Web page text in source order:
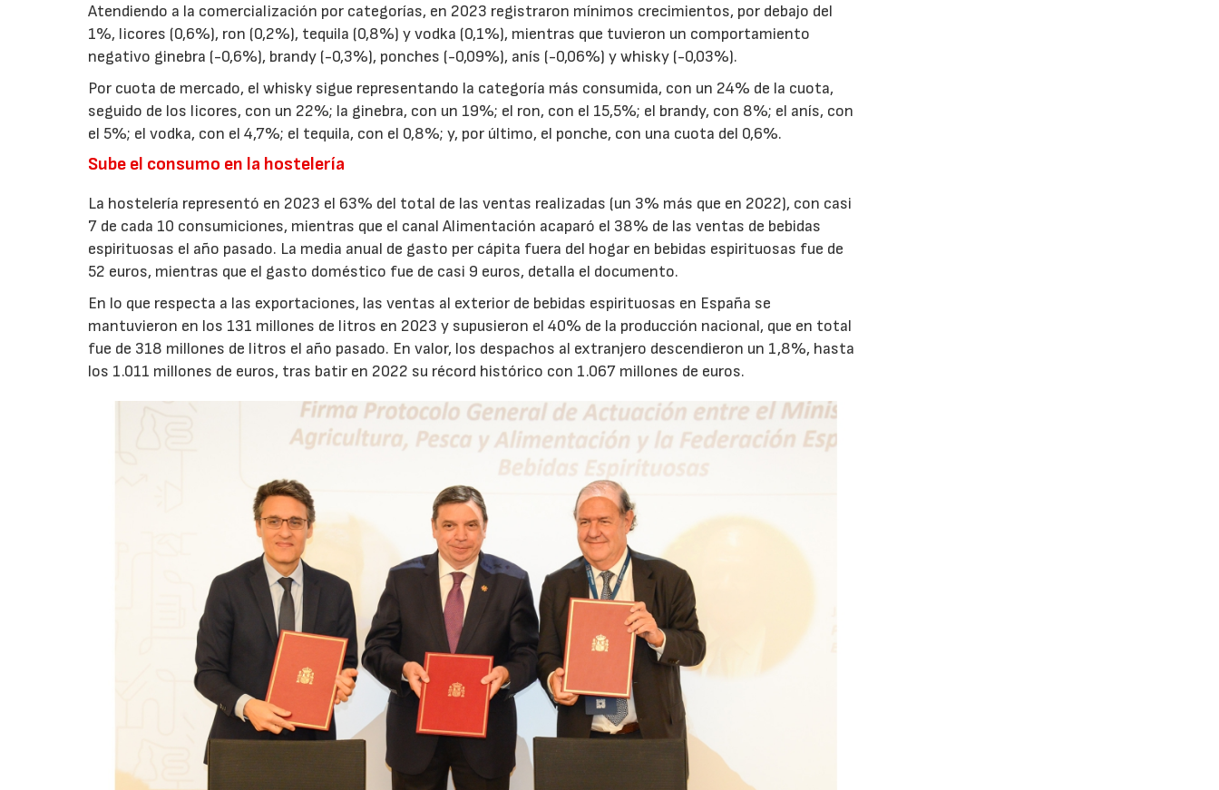
Atendiendo a la comercialización por categorías, en 2023 registraron mínimos crecimientos, por debajo del
1%, licores (0,6%), ron (0,2%), tequila (0,8%) y vodka (0,1%), mientras que tuvieron un comportamiento
negativo ginebra (-0,6%), brandy (-0,3%), ponches (-0,09%), anís (-0,06%) y whisky (-0,03%).
Por cuota de mercado, el whisky sigue representando la categoría más consumida, con un 24% de la cuota,
seguido de los licores, con un 22%; la ginebra, con un 19%; el ron, con el 15,5%; el brandy, con 8%; el anís, con
el 5%; el vodka, con el 4,7%; el tequila, con el 0,8%; y, por último, el ponche, con una cuota del 0,6%.
Sube el consumo en la hostelería
La hostelería representó en 2023 el 63% del total de las ventas realizadas (un 3% más que en 2022), con casi
7 de cada 10 consumiciones, mientras que el canal Alimentación acaparó el 38% de las ventas de bebidas
espirituosas el año pasado. La media anual de gasto per cápita fuera del hogar en bebidas espirituosas fue de
52 euros, mientras que el gasto doméstico fue de casi 9 euros, detalla el documento.
En lo que respecta a las exportaciones, las ventas al exterior de bebidas espirituosas en España se
mantuvieron en los 131 millones de litros en 2023 y supusieron el 40% de la producción nacional, que en total
fue de 318 millones de litros el año pasado. En valor, los despachos al extranjero descendieron un 1,8%, hasta
los 1.011 millones de euros, tras batir en 2022 su récord histórico con 1.067 millones de euros.